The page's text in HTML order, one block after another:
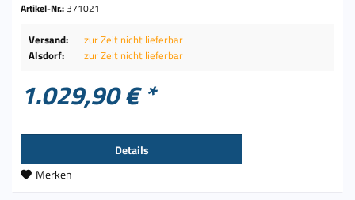
Artikel-Nr.:371021
Versand:
zur Zeit nicht lieferbar
Alsdorf:
zur Zeit nicht lieferbar
1.029,90 € *
Details
Merken